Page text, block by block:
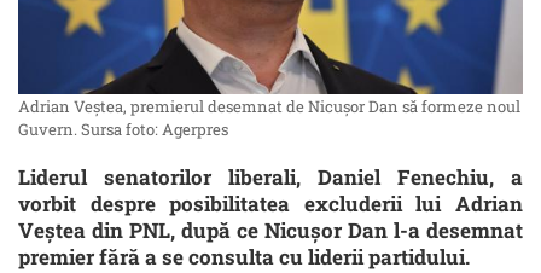
Adrian Veștea, premierul desemnat de Nicușor Dan să formeze noul
Guvern. Sursa foto: Agerpres
Liderul senatorilor liberali, Daniel Fenechiu, a
vorbit despre posibilitatea excluderii lui Adrian
Veștea din PNL, după ce Nicușor Dan l-a desemnat
premier fără a se consulta cu liderii partidului.